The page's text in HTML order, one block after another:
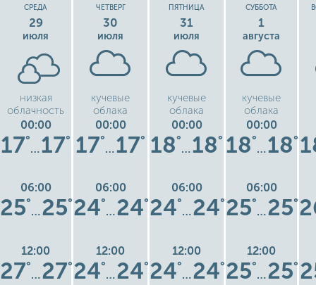
СРЕДА
29
июля
низкая
облачность
00:00
17°
…17°
06:00
25°
…25°
12:00
27°
…27°
ЧЕТВЕРГ
30
июля
кучевые
облака
00:00
17°
…17°
06:00
24°
…24°
12:00
24°
…24°
ПЯТНИЦА
31
июля
кучевые
облака
00:00
18°
…18°
06:00
24°
…24°
12:00
24°
…24°
СУББОТА
1
августа
кучевые
облака
00:00
18°
…18°
06:00
25°
…25°
12:00
25°
…25°